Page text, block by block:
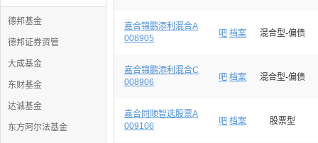
德邦基金
德邦证券资管
大成基金
东财基金
达诚基金
东方阿尔法基金
嘉合锦鹏添利混合A
008905
吧 档案 混合型-偏债
嘉合锦鹏添利混合C
008906
吧 档案 混合型-偏债
嘉合同顺智选股票A
009106
吧 档案 股票型